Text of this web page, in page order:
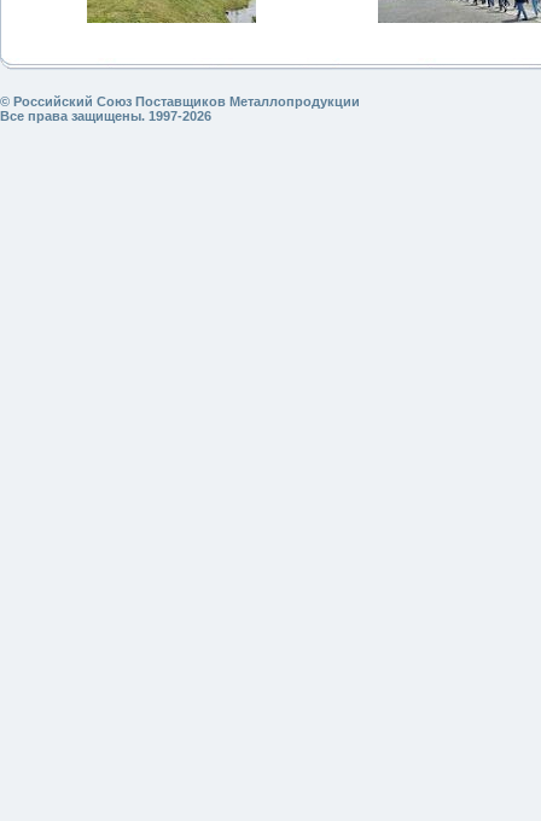
© Российский Союз Поставщиков Металлопродукции
Все права защищены. 1997-2026